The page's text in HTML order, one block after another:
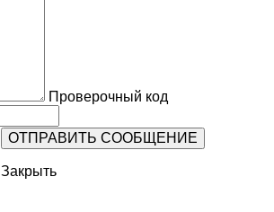
Проверочный код
Закрыть